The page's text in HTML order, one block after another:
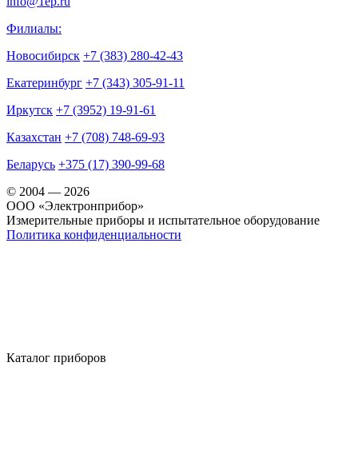
Филиалы:
Новосибирск +7 (383) 280-42-43
Екатеринбург +7 (343) 305-91-11
Иркутск +7 (3952) 19-91-61
Казахстан +7 (708) 748-69-93
Беларусь +375 (17) 390-99-68
© 2004 — 2026
OOO «Электронприбор»
Измерительные приборы и испытательное оборудование
Политика конфиденциальности
Каталог приборов